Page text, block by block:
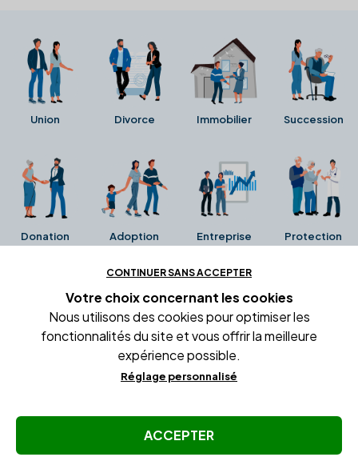
Union Divorce Immobilier Succession
Donation Adoption Entreprise Protection
Ces avis proviennent directement de la fiche Google
Business de l'office notarial. Ils n'ont ni été collectés ni
été vérifiés par Alexia.fr.
Conditions générales d'utilisation
Gestion des cookies
CONTINUER SANS ACCEPTER
Votre choix concernant les cookies
Nous utilisons des cookies pour optimiser les
fonctionnalités du site et vous offrir la meilleure
expérience possible.
Réglage personnalisé
ACCEPTER